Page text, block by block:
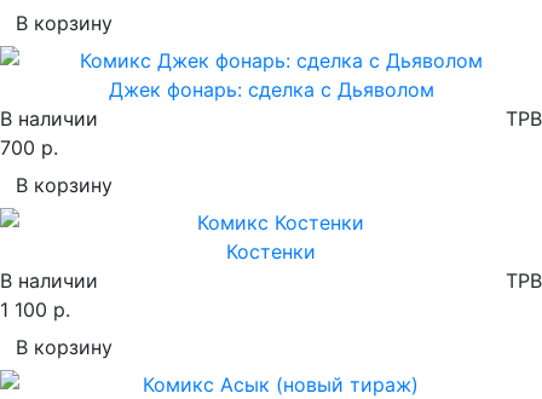
В корзину
Джек фонарь: сделка с Дьяволом
В наличии
TPB
700 р.
В корзину
Костенки
В наличии
TPB
1 100 р.
В корзину